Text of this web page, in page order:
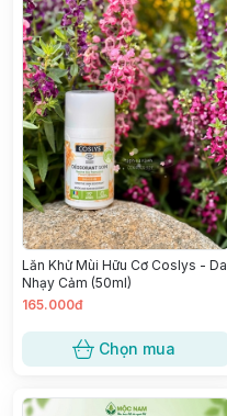
Lăn Khử Mùi Hữu Cơ Coslys - Da
Nhạy Cảm (50ml)
165.000đ
Chọn mua